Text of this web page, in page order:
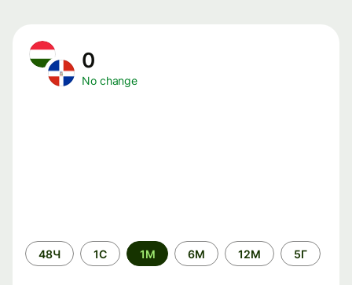
0
No change
Time
period
48Ч 1С 1М 6М 12М 5Г